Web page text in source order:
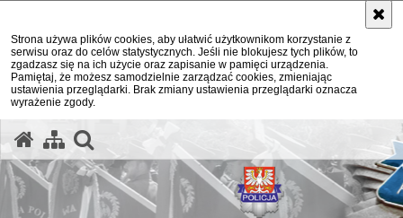
Strona używa plików cookies, aby ułatwić użytkownikom korzystanie z
serwisu oraz do celów statystycznych. Jeśli nie blokujesz tych plików, to
zgadzasz się na ich użycie oraz zapisanie w pamięci urządzenia.
Pamiętaj, że możesz samodzielnie zarządzać cookies, zmieniając
ustawienia przeglądarki. Brak zmiany ustawienia przeglądarki oznacza
wyrażenie zgody.